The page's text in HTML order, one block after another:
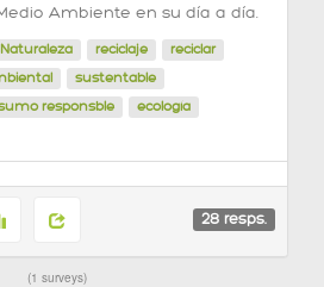
Ambiente en su día a día.
Naturaleza reciclaje
reciclar
sustentable
responsble
ecología
28 resps.
1 surveys